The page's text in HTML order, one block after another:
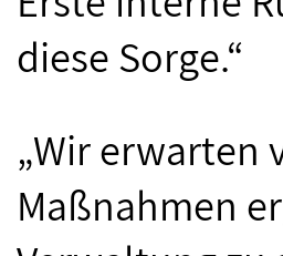
diese Sorge.“
„Wir erwarten
Maßnahmen